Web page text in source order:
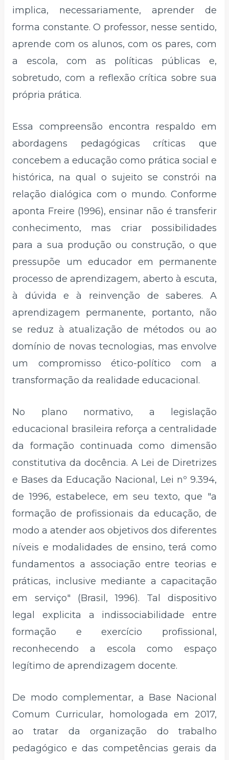
implica, necessariamente, aprender de
forma constante. O professor, nesse sentido,
aprende com os alunos, com os pares, com
a escola, com as políticas públicas e,
sobretudo, com a reflexão crítica sobre sua
própria prática.
Essa compreensão encontra respaldo em
abordagens pedagógicas críticas que
concebem a educação como prática social e
histórica, na qual o sujeito se constrói na
relação dialógica com o mundo. Conforme
aponta Freire (1996), ensinar não é transferir
conhecimento, mas criar possibilidades
para a sua produção ou construção, o que
pressupõe um educador em permanente
processo de aprendizagem, aberto à escuta,
à dúvida e à reinvenção de saberes. A
aprendizagem permanente, portanto, não
se reduz à atualização de métodos ou ao
domínio de novas tecnologias, mas envolve
um compromisso ético-político com a
transformação da realidade educacional.
No plano normativo, a legislação
educacional brasileira reforça a centralidade
da formação continuada como dimensão
constitutiva da docência. A Lei de Diretrizes
e Bases da Educação Nacional, Lei nº 9.394,
de 1996, estabelece, em seu texto, que "a
formação de profissionais da educação, de
modo a atender aos objetivos dos diferentes
níveis e modalidades de ensino, terá como
fundamentos a associação entre teorias e
práticas, inclusive mediante a capacitação
em serviço" (Brasil, 1996). Tal dispositivo
legal explicita a indissociabilidade entre
formação e exercício profissional,
reconhecendo a escola como espaço
legítimo de aprendizagem docente.
De modo complementar, a Base Nacional
Comum Curricular, homologada em 2017,
ao tratar da organização do trabalho
pedagógico e das competências gerais da